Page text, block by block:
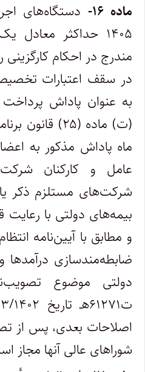
ماده۱۶- دستگاه‌های
۱۴۰۵ حداکثر
مندرج در احکام کارگزینی
در سقف اعتبارات
به عنوان پاداش
(ت) ماده (۲۵)
ماه پاداش مذکور به
عامل و کارکنان
شرکت‌های مستلزم ذکر
بیمه‌های دولتی با رعایت
و مطابق با آیین‌نامه
ضابطه‌مندسازی
اصلاحات بعدی، پس از
شوراهای عالی آنها مجاز